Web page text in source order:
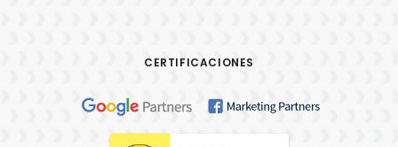
CERTIFICACIONES